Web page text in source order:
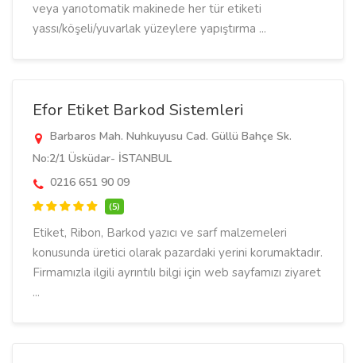
veya yarıotomatik makinede her tür etiketi
yassı/köşeli/yuvarlak yüzeylere yapıştırma ...
Efor Etiket Barkod Sistemleri
Barbaros Mah. Nuhkuyusu Cad. Güllü Bahçe Sk.
No:2/1 Üsküdar- İSTANBUL
0216 651 90 09
(5)
Etiket, Ribon, Barkod yazıcı ve sarf malzemeleri
konusunda üretici olarak pazardaki yerini korumaktadır.
Firmamızla ilgili ayrıntılı bilgi için web sayfamızı ziyaret
...